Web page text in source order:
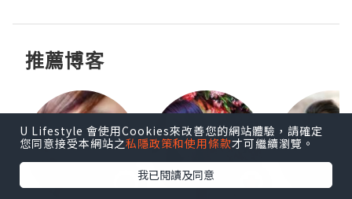
推薦博客
U Lifestyle 會使用Cookies來改善您的網站體驗，請確定
您同意接受本網站之私隱政策和使用條款才可繼續瀏覽。
我已閱讀及同意